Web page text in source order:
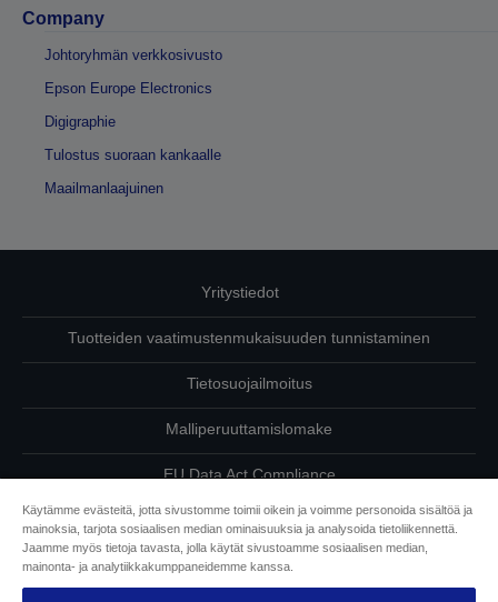
Company
Johtoryhmän verkkosivusto
Epson Europe Electronics
Digigraphie
Tulostus suoraan kankaalle
Maailmanlaajuinen
Yritystiedot
Tuotteiden vaatimustenmukaisuuden tunnistaminen
Tietosuojailmoitus
Malliperuuttamislomake
EU Data Act Compliance
Ota meihin yhteyttä omista tiedoistasi
Tietoa evästeistä
Käytämme evästeitä, jotta sivustomme toimii oikein ja voimme personoida sisältöä ja
mainoksia, tarjota sosiaalisen median ominaisuuksia ja analysoida tietoliikennettä.
Jaamme myös tietoja tavasta, jolla käytät sivustoamme sosiaalisen median,
mainonta- ja analytiikkakumppaneidemme kanssa.